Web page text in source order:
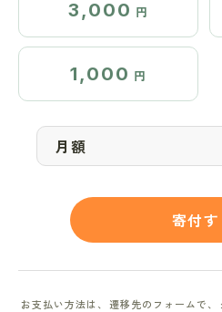
3,000 円
1,000 円
月額
寄付す
お支払い方法は、遷移先のフォームで